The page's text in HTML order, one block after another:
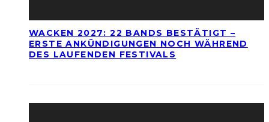
WACKEN 2027: 22 BANDS BESTÄTIGT –
ERSTE ANKÜNDIGUNGEN NOCH WÄHREND
DES LAUFENDEN FESTIVALS